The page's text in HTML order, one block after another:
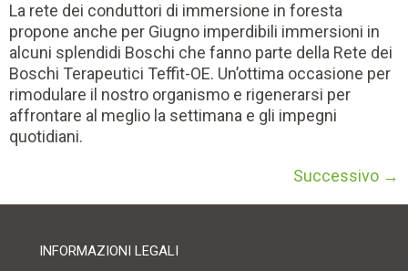
La rete dei conduttori di immersione in foresta
propone anche per Giugno imperdibili immersioni in
alcuni splendidi Boschi che fanno parte della Rete dei
Boschi Terapeutici Teffit-OE. Un’ottima occasione per
rimodulare il nostro organismo e rigenerarsi per
affrontare al meglio la settimana e gli impegni
quotidiani.
Successivo →
INFORMAZIONI LEGALI